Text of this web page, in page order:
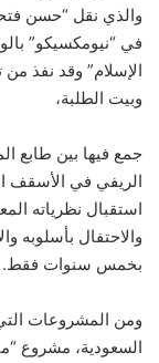
والذي نقل “حسن
في “نيومكسيكو”
الإسلام” وقد نفذ
وبيت الطلبة،
جمع فيها بين طابع
الريفي في الأسقف
استقبال نظرياته
والاحتفال بأسلوبه
بخمس سنوات فقط.
ومن المشروعات